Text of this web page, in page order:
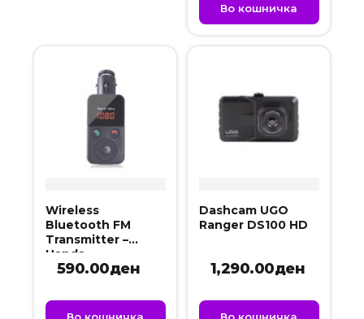
Во кошничка
Wireless
Bluetooth FM
Transmitter –
Hands
Free/Charger
Remote BC302E
590.00ден
Во кошничка
Dashcam UGO
Ranger DS100 HD
1,290.00ден
Во кошничка